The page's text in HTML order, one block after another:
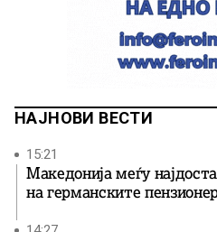
НАЈНОВИ ВЕСТИ
15:21
Македонија меѓу
на германските